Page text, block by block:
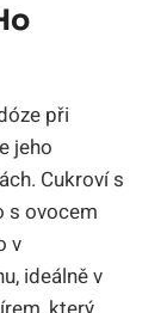
při
jeho
Cukroví s
s ovocem
v
ideálně v